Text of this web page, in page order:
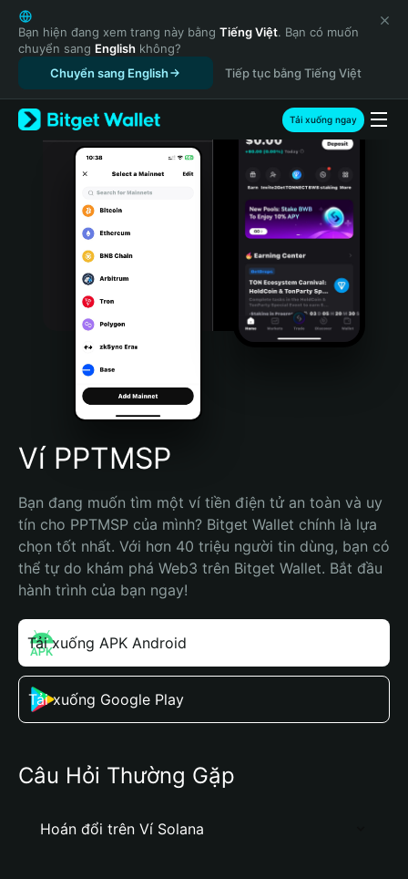
English
日本語
Tiếng Việt
Русский
Español (Latinoamérica)
Türkçe
Italiano
Português (Portugal)
Bahasa Indonesia
Português (Brasil)
Español (Argentina)
Bạn hiện đang xem trang này bằng Tiếng Việt. Bạn có muốn
chuyển sang English không?
Chuyển sang English
Tiếp tục bằng Tiếng Việt
Tải xuống ngay
Ví PPTMSP
Bạn đang muốn tìm một ví tiền điện tử an toàn và uy
tín cho PPTMSP của mình? Bitget Wallet chính là lựa
chọn tốt nhất. Với hơn 40 triệu người tin dùng, bạn có
thể tự do khám phá Web3 trên Bitget Wallet. Bắt đầu
hành trình của bạn ngay!
Tải xuống APK Android
Tải xuống Google Play
Câu Hỏi Thường Gặp
Hoán đổi trên Ví Solana